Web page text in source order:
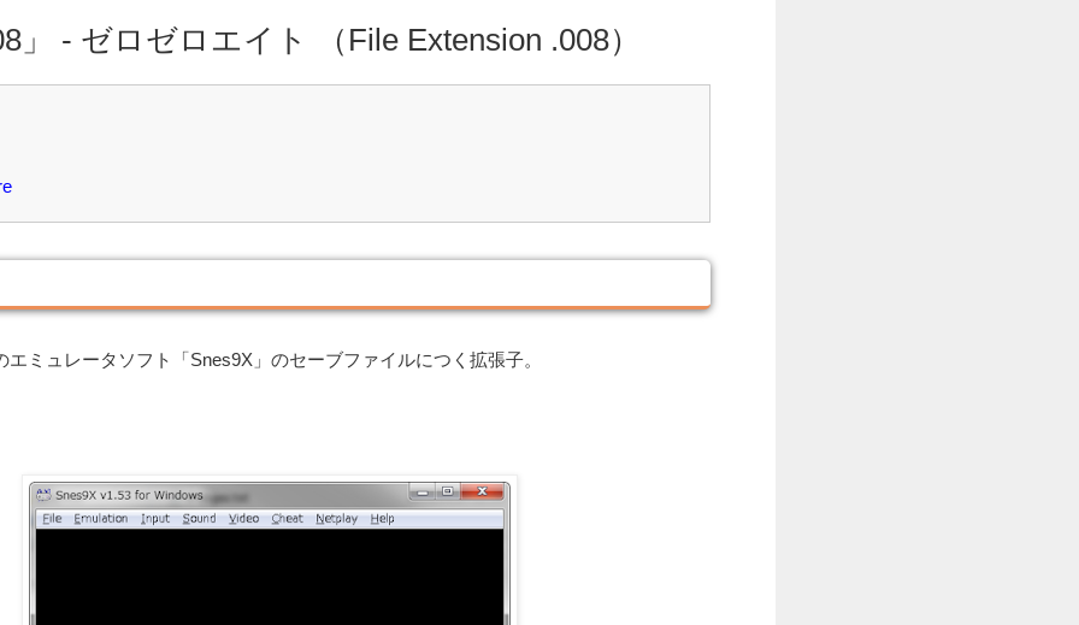
」 - ゼロゼロエイト （File Extension .008）
ミュレータソフト「Snes9X」のセーブファイルにつく拡張子。